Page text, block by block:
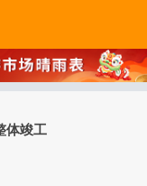
体竣工